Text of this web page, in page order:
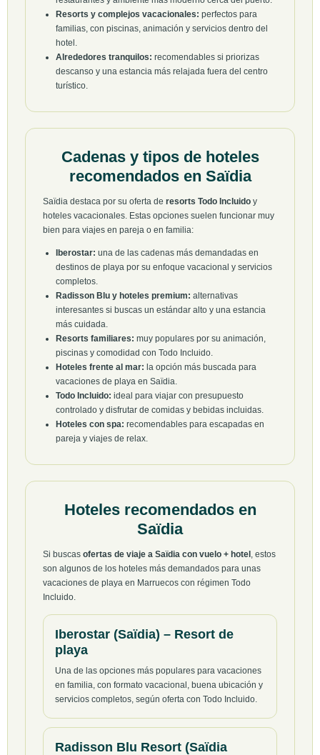
Resorts y complejos vacacionales: perfectos para
familias, con piscinas, animación y servicios dentro del
hotel.
Alrededores tranquilos: recomendables si priorizas
descanso y una estancia más relajada fuera del centro
turístico.
Cadenas y tipos de hoteles
recomendados en Saïdia
Saïdia destaca por su oferta de resorts Todo Incluido y
hoteles vacacionales. Estas opciones suelen funcionar muy
bien para viajes en pareja o en familia:
Iberostar: una de las cadenas más demandadas en
destinos de playa por su enfoque vacacional y servicios
completos.
Radisson Blu y hoteles premium: alternativas
interesantes si buscas un estándar alto y una estancia
más cuidada.
Resorts familiares: muy populares por su animación,
piscinas y comodidad con Todo Incluido.
Hoteles frente al mar: la opción más buscada para
vacaciones de playa en Saïdia.
Todo Incluido: ideal para viajar con presupuesto
controlado y disfrutar de comidas y bebidas incluidas.
Hoteles con spa: recomendables para escapadas en
pareja y viajes de relax.
Hoteles recomendados en
Saïdia
Si buscas ofertas de viaje a Saïdia con vuelo + hotel , estos
son algunos de los hoteles más demandados para unas
vacaciones de playa en Marruecos con régimen Todo
Incluido.
Iberostar (Saïdia) – Resort de
playa
Una de las opciones más populares para vacaciones
en familia, con formato vacacional, buena ubicación y
servicios completos, según oferta con Todo Incluido.
Radisson Blu Resort (Saïdia